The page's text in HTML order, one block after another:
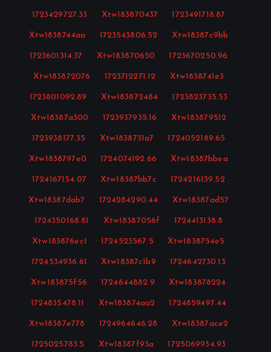
1723429727.33 · Xtw183870437 · 1723491718.87 ·
Xtw1838744aa · 1723543806.52 · Xtw18387c9bb ·
1723601314.37 · Xtw183870650 · 1723670250.96 ·
Xtw183872076 · 1723712271.12 · Xtw1838741e3 ·
1723801092.89 · Xtw183872484 · 1723823735.53 ·
Xtw18387a300 · 1723937935.16 · Xtw183879512 ·
1723938177.35 · Xtw1838731a7 · 1724052189.65 ·
Xtw1838797e0 · 1724074192.66 · Xtw18387bbea ·
1724167154.07 · Xtw18387bb7c · 1724216139.52 ·
Xtw18387dab7 · 1724284290.44 · Xtw18387ad57 ·
1724350168.81 · Xtw18387056f · 1724413138.8 ·
Xtw183876ec1 · 1724523567.5 · Xtw1838754e5 ·
1724534936.61 · Xtw18387c1b9 · 1724642730.13 ·
Xtw183875f56 · 1724644882.9 · Xtw183878224 ·
1724835478.11 · Xtw183874aa2 · 1724859497.44 ·
Xtw18387e778 · 1724964646.28 · Xtw18387ace2 ·
1725025783.5 · Xtw18387f93a · 1725069934.93 ·